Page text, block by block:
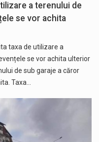
a terenului de
se vor achita
taxa de utilizare a
se vor achita ulterior
de sub garaje a căror
Taxa…